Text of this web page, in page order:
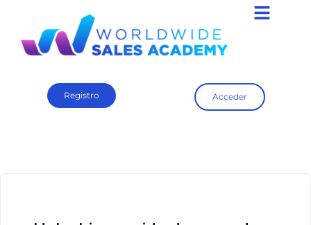
Registro Acceder